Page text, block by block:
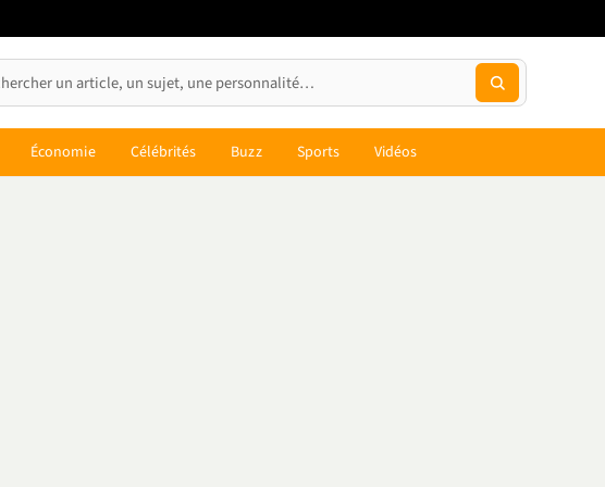
Économie Célébrités Buzz Sports Vidéos